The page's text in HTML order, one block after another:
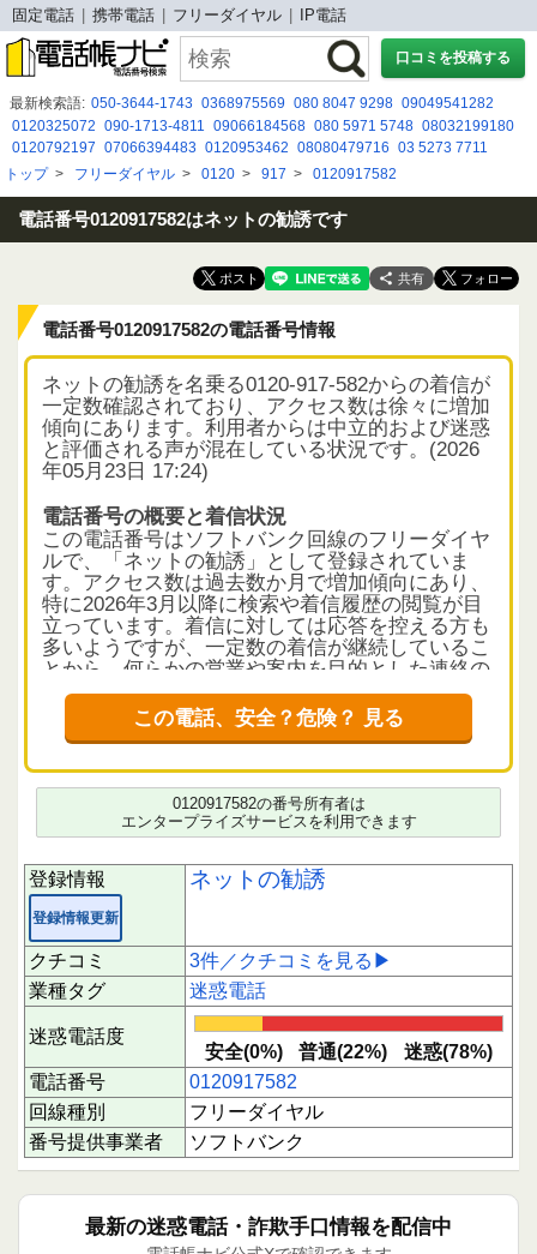
固定電話 携帯電話 フリーダイヤル IP電話
口コミを投稿する
最新検索語: 050-3644-1743 0368975569 080 8047 9298 09049541282
0120325072 090-1713-4811 09066184568 080 5971 5748 08032199180
0120792197 07066394483 0120953462 08080479716 03 5273 7711
0878114171
0120984235 0120-036-942
0368975581
０８００１００７６３４ 05030977743 08080884407 080-0500-6999
09076114794 08008080918 0367377085
トップ> フリーダイヤル > 0120 > 917 > 0120917582
電話番号0120917582はネットの勧誘です
共有
電話番号0120917582の電話番号情報
ネットの勧誘を名乗る0120-917-582からの着信が
一定数確認されており、アクセス数は徐々に増加
傾向にあります。利用者からは中立的および迷惑
と評価される声が混在している状況です。(2026
年05月23日 17:24)
電話番号の概要と着信状況
この電話番号はソフトバンク回線のフリーダイヤ
ルで、「ネットの勧誘」として登録されていま
す。アクセス数は過去数か月で増加傾向にあり、
特に2026年3月以降に検索や着信履歴の閲覧が目
立っています。着信に対しては応答を控える方も
多いようですが、一定数の着信が継続しているこ
とから、何らかの営業や案内を目的とした連絡の
可能性が考えられます。
利用者の評価とクチコミから読み解く電話の実態
く、中立的な意見と迷惑と感じる声がほぼ同数存
在しています。クチコミは「ネットの勧誘」との
指摘が中心で、具体的な内容や手口の詳細は少な
いものの、営業的な勧誘電話である可能性が高い
状況です。体験面の満足度は低く、応答時には慎
重な対応が望まれます。
この番号からの着信は、ネット関連の勧誘を目的
としていると推測されますが、内容の真偽や安全
性については利用者の評価が割れているため、応
答には注意を推奨いたします。知らない番号から
の電話には慎重に対応し、必要に応じて折り返し
を控えることも検討してください。
下にスクロールすると実際に電話に応答された方
のクチコミを読むことができます。
あなたの体験や情報共有が、同じように不安を感
じる方々の助けになります。ぜひクチコミ投稿
で、みんなの安全を守る一助となってください。
あなたの1回のアクションが誰かを守る力になり
ます。
この電話、安全？危険？ 見る
0120917582の番号所有者は
エンタープライズサービスを利用できます
登録情報
登録情報更新
ネットの勧誘
クチコミ
3件／クチコミを見る▶
業種タグ
迷惑電話
迷惑電話度
安全(0%) 普通(22%)
迷惑(78%)
電話番号
0120917582
回線種別
フリーダイヤル
番号提供事業者
ソフトバンク
最新の迷惑電話・詐欺手口情報を配信中